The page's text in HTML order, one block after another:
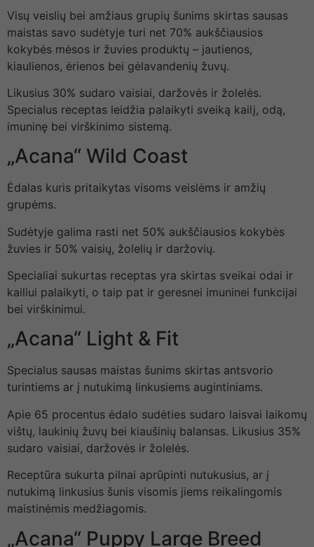
Visų veislių bei amžiaus grupių šunims skirtas sausas
maistas savo sudėtyje turi net 70% aukščiausios
kokybės mėsos ir žuvies produktų – jautienos,
kiaulienos, ėrienos bei gėlavandenių žuvų.
Likusius 30% sudaro vaisiai, daržovės ir žolelės.
Specialus receptas leidžia palaikyti sveiką kailį, odą,
imuninę bei virškinimo sistemą.
„Acana“ Wild Coast
Ėdalas kuris pritaikytas visoms veislėms ir amžių
grupėms.
Sudėtyje galima rasti net 50% aukščiausios kokybės
žuvies ir 50% vaisių, žolelių ir daržovių.
Specialiai sukurtas receptas yra skirtas sveikai odai ir
kailiui palaikyti, o taip pat ir geresnei imuninei funkcijai
bei virškinimui.
„Acana“ Light & Fit
Specialus sausas maistas šunims skirtas antsvorio
turintiems ar į nutukimą linkusiems augintiniams.
Apie 65 procentus ėdalo sudėties sudaro laisvai laikomų
vištų, laukinių žuvų bei kiaušinių balansas. Likusius 35%
sudaro vaisiai, daržovės ir žolelės.
Receptūra sukurta pilnai aprūpinti nutukusius, ar į
nutukimą linkusius šunis visomis jiems reikalingomis
maistinėmis medžiagomis.
„Acana“ Puppy Large Breed